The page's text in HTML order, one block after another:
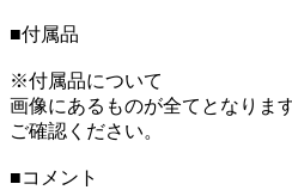
■付属品
※付属品について
画像にあるものが全てとなりま
ご確認ください。
■コメント